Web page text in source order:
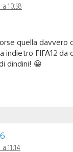
a 10:58
quella davvero
indietro FIFA12 da
dindini! 😀
11:14